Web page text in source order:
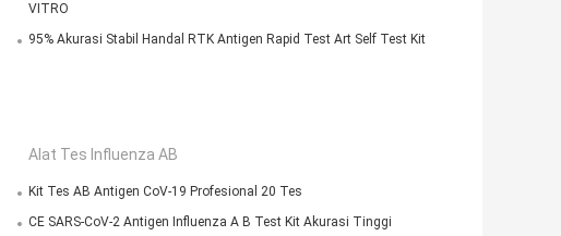
VITRO
95% Akurasi Stabil Handal RTK Antigen Rapid Test Art Self Test Kit
Alat Tes Influenza AB
Kit Tes AB Antigen CoV-19 Profesional 20 Tes
CE SARS-CoV-2 Antigen Influenza A B Test Kit Akurasi Tinggi